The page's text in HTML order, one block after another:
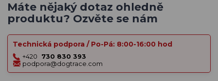
Máte nějaký dotaz ohledně
produktu? Ozvěte se nám
Technická podpora / Po-Pá: 8:00-16:00 hod
+420
730 830 393
podpora@dogtrace.com